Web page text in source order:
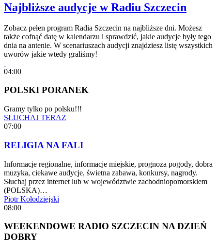
Najbliższe audycje w Radiu Szczecin
Zobacz pełen program Radia Szczecin na najbliższe dni. Możesz
także cofnąć datę w kalendarzu i sprawdzić, jakie audycje były tego
dnia na antenie. W scenariuszach audycji znajdziesz listę wszystkich
uworów jakie wtedy graliśmy!
04:00
POLSKI PORANEK
Gramy tylko po polsku!!!
SŁUCHAJ TERAZ
07:00
RELIGIA NA FALI
Informacje regionalne, informacje miejskie, prognoza pogody, dobra
muzyka, ciekawe audycje, świetna zabawa, konkursy, nagrody.
Słuchaj przez internet lub w województwie zachodniopomorskiem
(POLSKA)…
Piotr Kołodziejski
08:00
WEEKENDOWE RADIO SZCZECIN NA DZIEŃ
DOBRY